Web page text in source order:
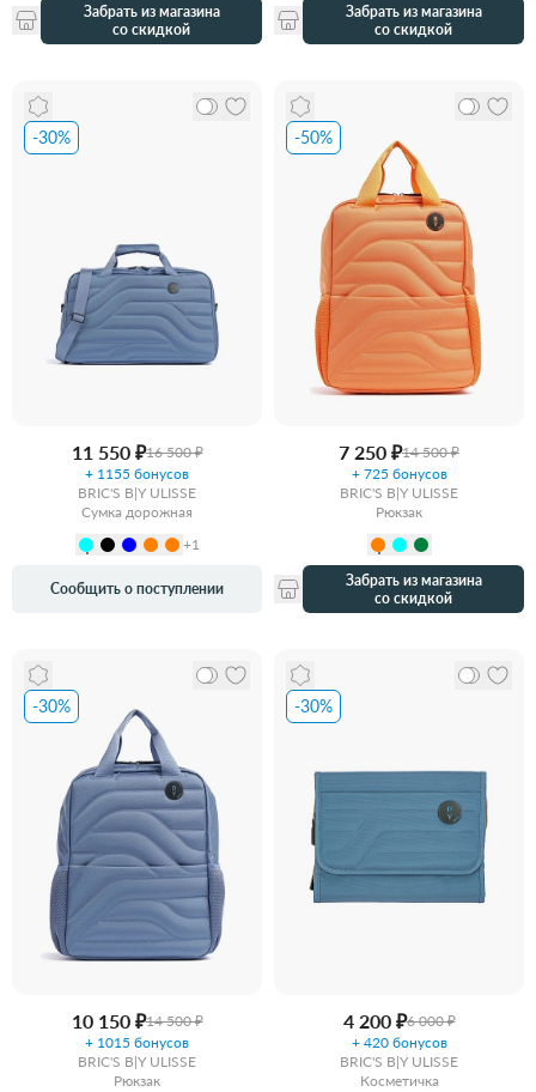
Забрать из магазина
со скидкой
Забрать из магазина
со скидкой
-30%
11 550 ₽16 500 ₽
+ 1155 бонусов
BRIC'S B|Y ULISSE
Сумка дорожная
+1
Сообщить о поступлении
-50%
7 250 ₽14 500 ₽
+ 725 бонусов
BRIC'S B|Y ULISSE
Рюкзак
Забрать из магазина
со скидкой
-30%
10 150 ₽14 500 ₽
+ 1015 бонусов
BRIC'S B|Y ULISSE
Рюкзак
-30%
4 200 ₽6 000 ₽
+ 420 бонусов
BRIC'S B|Y ULISSE
Косметичка